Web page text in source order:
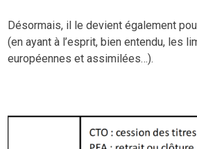
Désormais, il le devient également
(en ayant à l’esprit, bien entendu, les
européennes et assimilées…).